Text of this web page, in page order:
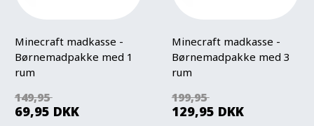
Minecraft madkasse -
Børnemadpakke med 1
rum
149,95
69,95 DKK
Minecraft madkasse -
Børnemadpakke med 3
rum
199,95
129,95 DKK